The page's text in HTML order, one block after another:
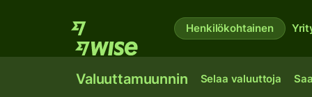
Henkilökohtainen
Valuuttamuunnin Selaa valuuttoja